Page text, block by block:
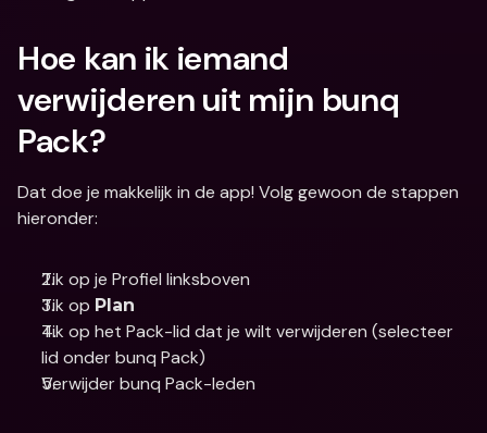
Hoe kan ik iemand
verwijderen uit mijn bunq
Pack?
Dat doe je makkelijk in de app! Volg gewoon de stappen
hieronder:
Tik op je Profiel linksboven
Tik op Plan
Tik op het Pack-lid dat je wilt verwijderen (selecteer
lid onder bunq Pack)
Verwijder bunq Pack-leden